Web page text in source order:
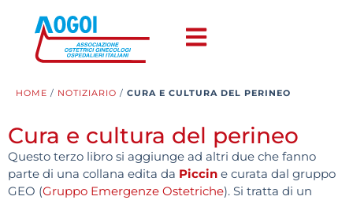
HOME / NOTIZIARIO / CURA E CULTURA DEL PERINEO
Cura e cultura del perineo
Questo terzo libro si aggiunge ad altri due che fanno
parte di una collana edita da Piccin e curata dal gruppo
GEO (Gruppo Emergenze Ostetriche). Si tratta di un